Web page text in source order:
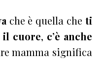
che è quella che ti
il cuore, c’è anche
mamma significa